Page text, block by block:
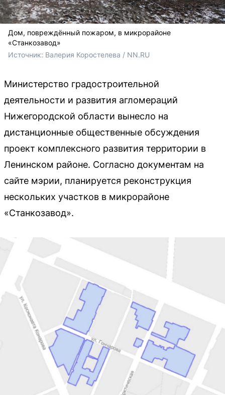
Дом, повреждённый пожаром, в микрорайоне
«Станкозавод»
Источник: Валерия Коростелева / NN.RU
Министерство градостроительной
деятельности и развития агломераций
Нижегородской области вынесло на
дистанционные общественные обсуждения
проект комплексного развития территории в
Ленинском районе. Согласно документам на
сайте мэрии, планируется реконструкция
нескольких участков в микрорайоне
«Станкозавод».